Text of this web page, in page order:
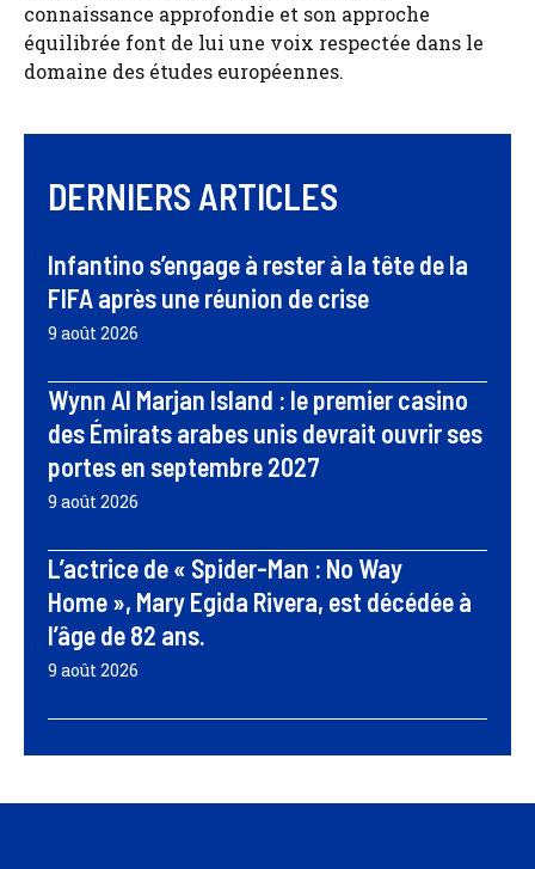
connaissance approfondie et son approche
équilibrée font de lui une voix respectée dans le
domaine des études européennes.
DERNIERS ARTICLES
Infantino s’engage à rester à la tête de la
FIFA après une réunion de crise
9 août 2026
Wynn Al Marjan Island : le premier casino
des Émirats arabes unis devrait ouvrir ses
portes en septembre 2027
9 août 2026
L’actrice de « Spider-Man : No Way
Home », Mary Egida Rivera, est décédée à
l’âge de 82 ans.
9 août 2026